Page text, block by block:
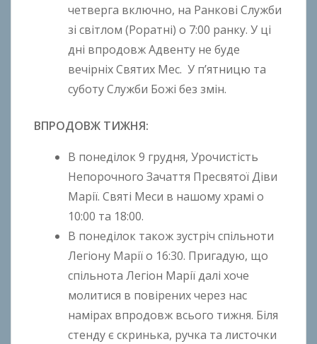
четверга включно, на Ранкові Служби
зі світлом (Роратні) о 7:00 ранку. У ці
дні впродовж Адвенту не буде
вечірніх Святих Мес. У п’ятницю та
суботу Служби Божі без змін.
ВПРОДОВЖ ТИЖНЯ:
В понеділок 9 грудня, Урочистість
Непорочного Зачаття Пресвятої Діви
Марії. Святі Меси в нашому храмі о
10:00 та 18:00.
В понеділок також зустріч спільноти
Легіону Марії о 16:30. Пригадую, що
спільнота Легіон Марії далі хоче
молитися в повірених через нас
намірах впродовж всього тижня. Біля
стенду є скринька, ручка та листочки